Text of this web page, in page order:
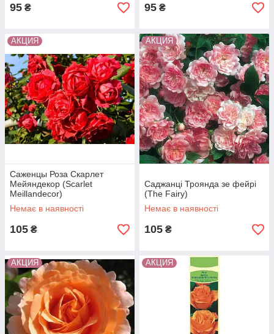
95 ₴ 95 ₴
АКЦИЯ
Саженцы Роза Скарлет
Мейяндекор (Scarlet
Meillandecor)
Немає в наявності
105 ₴
АКЦИЯ
Саджанці Троянда зе фейрі
(The Fairy)
Немає в наявності
105 ₴
АКЦИЯ АКЦИЯ